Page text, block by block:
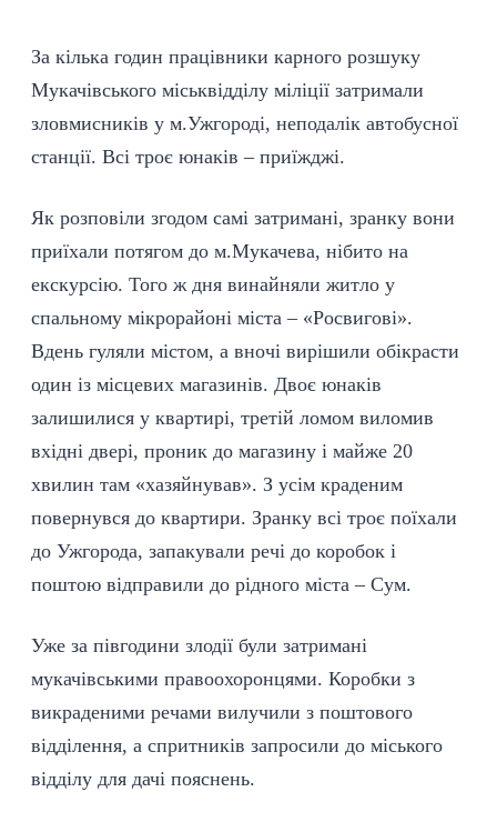
За кілька годин працівники карного розшуку
Мукачівського міськвідділу міліції затримали
зловмисників у м.Ужгороді, неподалік автобусної
станції. Всі троє юнаків – приїжджі.
Як розповіли згодом самі затримані, зранку вони
приїхали потягом до м.Мукачева, нібито на
екскурсію. Того ж дня винайняли житло у
спальному мікрорайоні міста – «Росвигові».
Вдень гуляли містом, а вночі вирішили обікрасти
один із місцевих магазинів. Двоє юнаків
залишилися у квартирі, третій ломом виломив
вхідні двері, проник до магазину і майже 20
хвилин там «хазяйнував». З усім краденим
повернувся до квартири. Зранку всі троє поїхали
до Ужгорода, запакували речі до коробок і
поштою відправили до рідного міста – Сум.
Уже за півгодини злодії були затримані
мукачівськими правоохоронцями. Коробки з
викраденими речами вилучили з поштового
відділення, а спритників запросили до міського
відділу для дачі пояснень.